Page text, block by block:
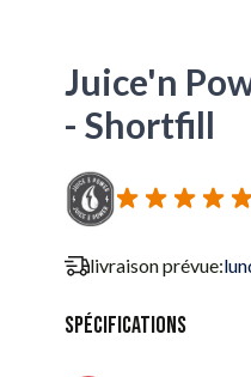
Juice'n
- Shortfill
livraison prévue:
Spécifications